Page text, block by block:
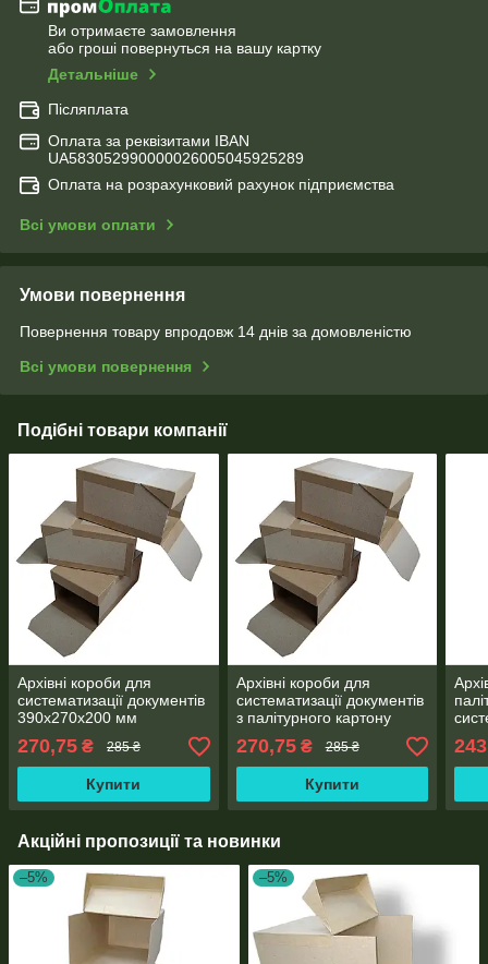
Ви отримаєте замовлення
або гроші повернуться на вашу картку
Детальніше
Післяплата
Оплата за реквізитами IBAN
UA583052990000026005045925289
Оплата на розрахунковий рахунок підприємства
Всі умови оплати
Умови повернення
Повернення товару впродовж 14 днів за домовленістю
Всі умови повернення
Подібні товари компанії
Архівні короби для
систематизації документів
390х270х200 мм
270,75 ₴ 285 ₴
Купити
Архівні короби для
систематизації документів
з палітурного картону
(оклейний) 390x270x200
мм
270,75₴ 285 ₴
Купити
243
Акційні пропозиції та новинки
–5% –5%